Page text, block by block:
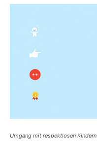
Umgang mit respektlosen Kindern